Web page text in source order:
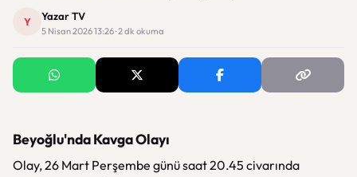
Y Yazar TV
5 Nisan 2026 13:26 · 2 dk okuma
Beyoğlu'nda Kavga Olayı
Olay, 26 Mart Perşembe günü saat 20.45 civarında